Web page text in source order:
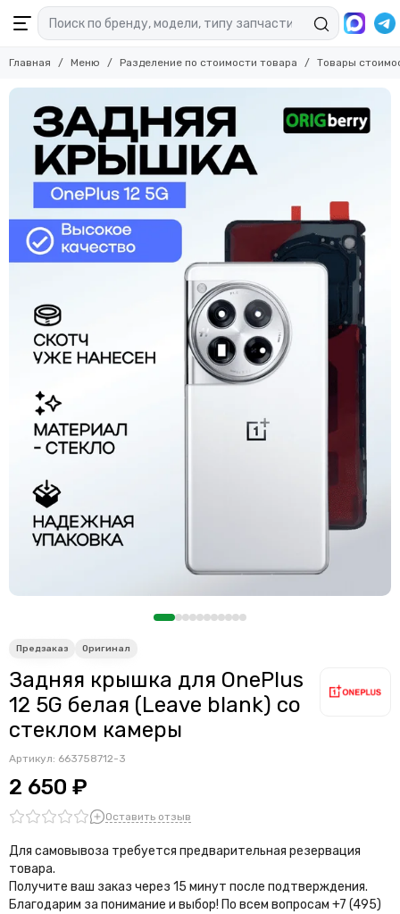
Главная Меню Разделение по стоимости товара Товары
Задняя крышка для OnePlus
12 5G белая (Leave blank) со
стеклом камеры
Артикул: 663758712-3
2 650 ₽
Оставить отзыв
Для самовывоза требуется предварительная резервация
товара.
Получите ваш заказ через 15 минут после подтверждения.
Благодарим за понимание и выбор! По всем вопросам +7 (495)